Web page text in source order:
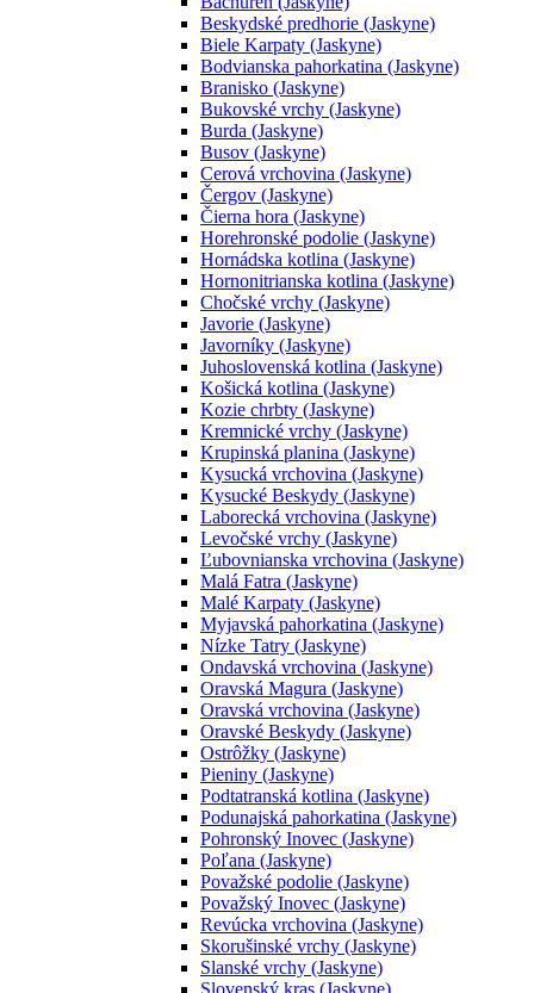
Beskydské predhorie (Jaskyne)
Biele Karpaty (Jaskyne)
Bodvianska pahorkatina (Jaskyne)
Branisko (Jaskyne)
Bukovské vrchy (Jaskyne)
Burda (Jaskyne)
Busov (Jaskyne)
Cerová vrchovina (Jaskyne)
Čergov (Jaskyne)
Čierna hora (Jaskyne)
Horehronské podolie (Jaskyne)
Hornádska kotlina (Jaskyne)
Hornonitrianska kotlina (Jaskyne)
Chočské vrchy (Jaskyne)
Javorie (Jaskyne)
Javorníky (Jaskyne)
Juhoslovenská kotlina (Jaskyne)
Košická kotlina (Jaskyne)
Kozie chrbty (Jaskyne)
Kremnické vrchy (Jaskyne)
Krupinská planina (Jaskyne)
Kysucká vrchovina (Jaskyne)
Kysucké Beskydy (Jaskyne)
Laborecká vrchovina (Jaskyne)
Levočské vrchy (Jaskyne)
Ľubovnianska vrchovina (Jaskyne)
Malá Fatra (Jaskyne)
Malé Karpaty (Jaskyne)
Myjavská pahorkatina (Jaskyne)
Nízke Tatry (Jaskyne)
Ondavská vrchovina (Jaskyne)
Oravská Magura (Jaskyne)
Oravská vrchovina (Jaskyne)
Oravské Beskydy (Jaskyne)
Ostrôžky (Jaskyne)
Pieniny (Jaskyne)
Podtatranská kotlina (Jaskyne)
Podunajská pahorkatina (Jaskyne)
Pohronský Inovec (Jaskyne)
Poľana (Jaskyne)
Považské podolie (Jaskyne)
Považský Inovec (Jaskyne)
Revúcka vrchovina (Jaskyne)
Skorušinské vrchy (Jaskyne)
Slanské vrchy (Jaskyne)
Slovenský kras (Jaskyne)